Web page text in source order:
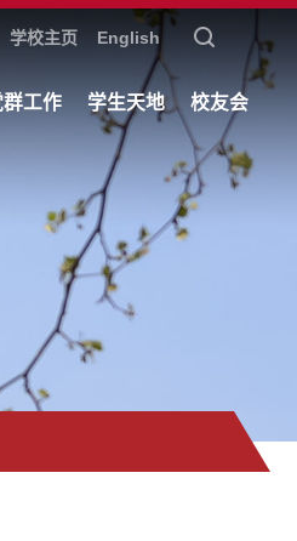
学校主页 English
群工作 学生天地 校友会